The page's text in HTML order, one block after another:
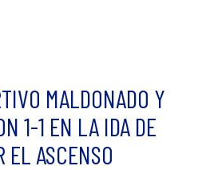
MALDONADO Y
1-1 EN LA IDA DE
EL ASCENSO